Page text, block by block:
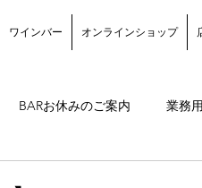
ワインバー オンラインショップ
BARお休みのご案内 業務